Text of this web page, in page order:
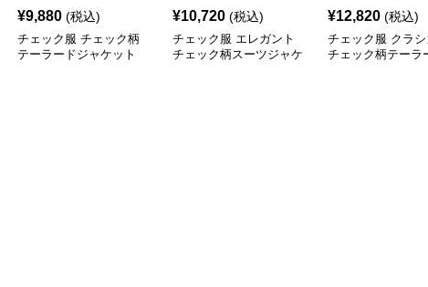
¥9,880 (税込)
チェック服 チェック柄
テーラードジャケット
¥10,720 (税込)
チェック服 エレガント
チェック柄スーツジャケ
¥12,820 (税込)
チェック服 クラ
チェック柄テーラ